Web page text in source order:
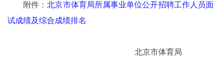
附件：北京市体育局所属事业单位公开招聘工作人员面
试成绩及综合成绩排名
北京市体育局